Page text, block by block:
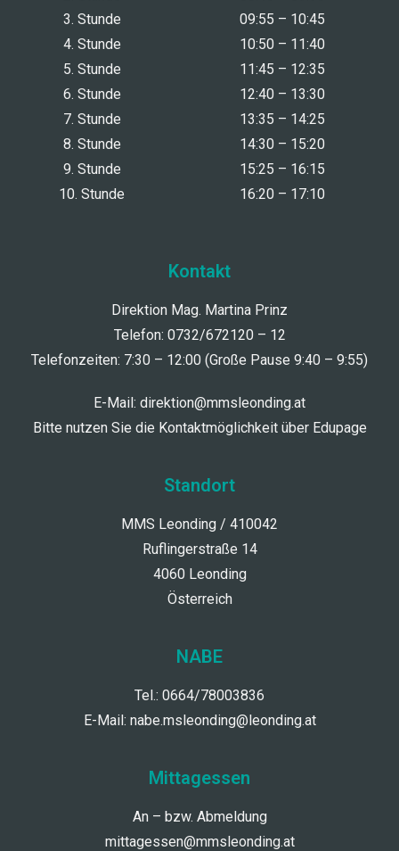
3. Stunde
09:55 – 10:45
4. Stunde
10:50 – 11:40
5. Stunde
11:45 – 12:35
6. Stunde
12:40 – 13:30
7. Stunde
13:35 – 14:25
8. Stunde
14:30 – 15:20
9. Stunde
15:25 – 16:15
10. Stunde
16:20 – 17:10
Kontakt
Direktion Mag. Martina Prinz
Telefon: 0732/672120 – 12
Telefonzeiten: 7:30 – 12:00 (Große Pause 9:40 – 9:55)
E-Mail: direktion@mmsleonding.at
Bitte nutzen Sie die Kontaktmöglichkeit über Edupage
Standort
MMS Leonding / 410042
Ruflingerstraße 14
4060 Leonding
Österreich
NABE
Tel.: 0664/78003836
E-Mail: nabe.msleonding@leonding.at
Mittagessen
An – bzw. Abmeldung
mittagessen@mmsleonding.at